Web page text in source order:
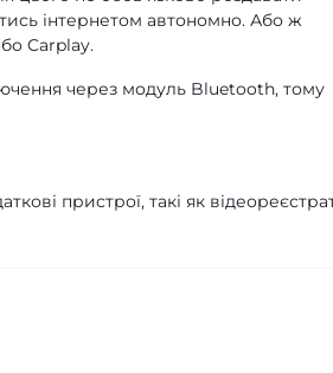
інтернетом автономно. Або ж
Carplay.
через модуль Bluetooth, тому
пристрої, такі як